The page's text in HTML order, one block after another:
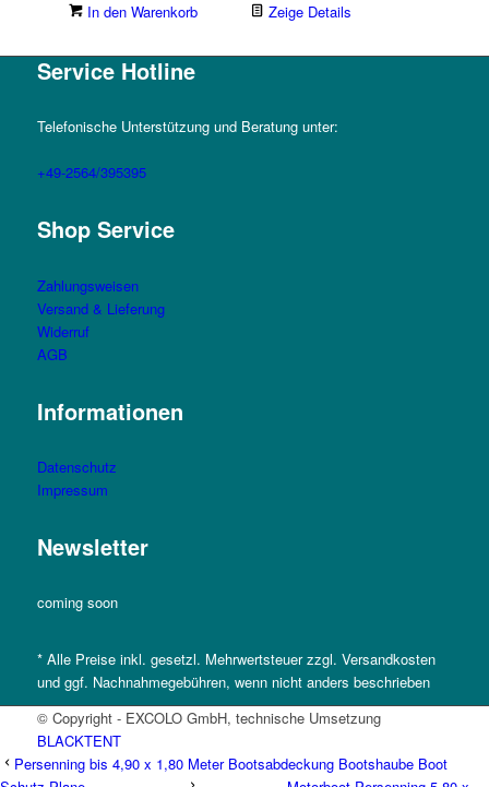
In den Warenkorb Zeige Details
Service Hotline
Telefonische Unterstützung und Beratung unter:
+49-2564/395395
Shop Service
Zahlungsweisen
Versand & Lieferung
Widerruf
AGB
Informationen
Datenschutz
Impressum
Newsletter
coming soon
* Alle Preise inkl. gesetzl. Mehrwertsteuer zzgl. Versandkosten
und ggf. Nachnahmegebühren, wenn nicht anders beschrieben
© Copyright - EXCOLO GmbH, technische Umsetzung
BLACKTENT
Persenning bis 4,90 x 1,80 Meter Bootsabdeckung Bootshaube Boot